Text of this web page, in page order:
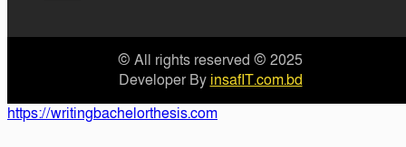
© All rights reserved © 2025
Developer ByinsafIT.com.bd
https://writingbachelorthesis.com